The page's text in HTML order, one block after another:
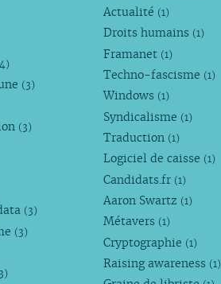
(3)
(3)
(3)
(3)
Actualité (1)
Droits humains (1)
Framanet (1)
Techno-fascisme (1)
Windows (1)
Syndicalisme (1)
Traduction (1)
Logiciel de caisse (1)
Candidats.fr (1)
Aaron Swartz (1)
Métavers (1)
Cryptographie (1)
Raising awareness (1)